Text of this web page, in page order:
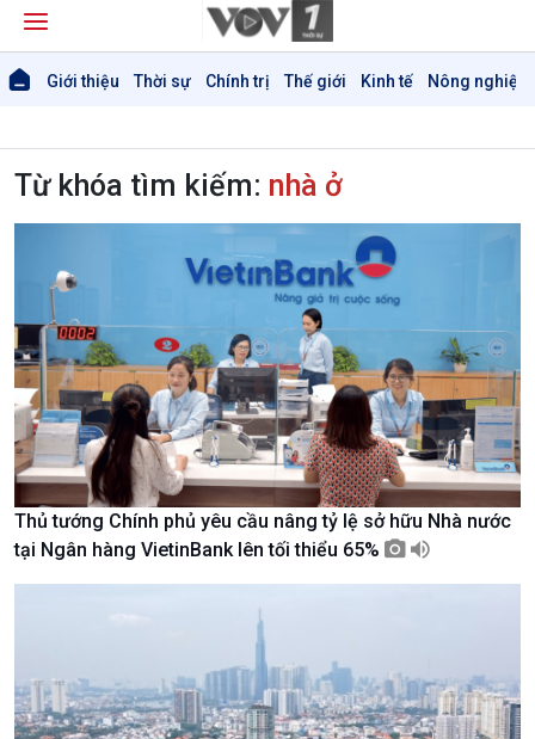
Giới thiệu Thời sự Chính trị Thế giới Kinh tế Nông nghiệp
Thời sự 6h
Thời sự 12h
Thời sự 18h
Từ khóa tìm kiếm: nhà ở
Thủ tướng Chính phủ yêu cầu nâng tỷ lệ sở hữu Nhà nước
tại Ngân hàng VietinBank lên tối thiểu 65%